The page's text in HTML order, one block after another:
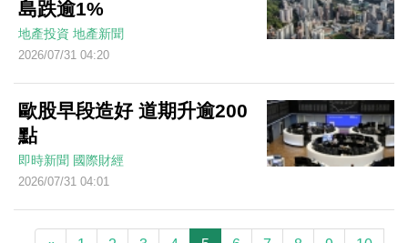
島跌逾1%
地產投資 地產新聞
2026/07/31 04:20
歐股早段造好 道期升逾200
點
即時新聞 國際財經
2026/07/31 04:01